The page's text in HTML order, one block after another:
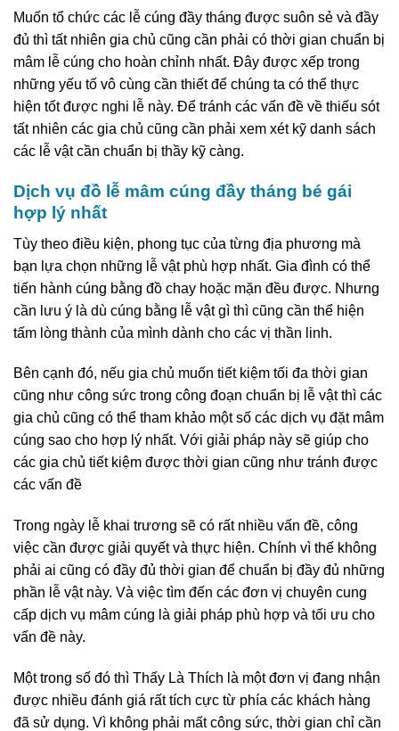
Muốn tổ chức các lễ cúng đầy tháng được suôn sẻ và đầy
đủ thì tất nhiên gia chủ cũng cần phải có thời gian chuẩn bị
mâm lễ cúng cho hoàn chỉnh nhất. Đây được xếp trong
những yếu tố vô cùng cần thiết để chúng ta có thể thực
hiện tốt được nghi lễ này. Để tránh các vấn đề về thiếu sót
tất nhiên các gia chủ cũng cần phải xem xét kỹ danh sách
các lễ vật cần chuẩn bị thầy kỹ càng.
Dịch vụ đồ lễ mâm cúng đầy tháng bé gái
hợp lý nhất
Tùy theo điều kiện, phong tục của từng địa phương mà
bạn lựa chọn những lễ vật phù hợp nhất. Gia đình có thể
tiến hành cúng bằng đồ chay hoặc mặn đều được. Nhưng
cần lưu ý là dù cúng bằng lễ vật gì thì cũng cần thể hiện
tấm lòng thành của mình dành cho các vị thần linh.
Bên cạnh đó, nếu gia chủ muốn tiết kiệm tối đa thời gian
cũng như công sức trong công đoạn chuẩn bị lễ vật thì các
gia chủ cũng có thể tham khảo một số các dịch vụ đặt mâm
cúng sao cho hợp lý nhất. Với giải pháp này sẽ giúp cho
các gia chủ tiết kiệm được thời gian cũng như tránh được
các vấn đề
Trong ngày lễ khai trương sẽ có rất nhiều vấn đề, công
việc cần được giải quyết và thực hiện. Chính vì thế không
phải ai cũng có đầy đủ thời gian để chuẩn bị đầy đủ những
phần lễ vật này. Và việc tìm đến các đơn vị chuyên cung
cấp dịch vụ mâm cúng là giải pháp phù hợp và tối ưu cho
vấn đề này.
Một trong số đó thì Thấy Là Thích là một đơn vị đang nhận
được nhiều đánh giá rất tích cực từ phía các khách hàng
đã sử dụng. Vì không phải mất công sức, thời gian chỉ cần